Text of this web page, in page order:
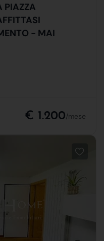
PIAZZA
- MAI
€ 1.200/mese